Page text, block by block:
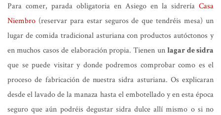
Para comer, parada obligatoria en Asiego en la sidrería Casa
Niembro (reservar para estar seguros de que tendréis mesa) un
lugar de comida tradicional asturiana con productos autóctonos y
en muchos casos de elaboración propia. Tienen unlagar de sidra
que se puede visitar y donde podremos comprobar como es el
proceso de fabricación de nuestra sidra asturiana. Os explicaran
desde el lavado de la manaza hasta el embotellado y en esta época
seguro que aún podréis degustar sidra dulce allí mismo o si no